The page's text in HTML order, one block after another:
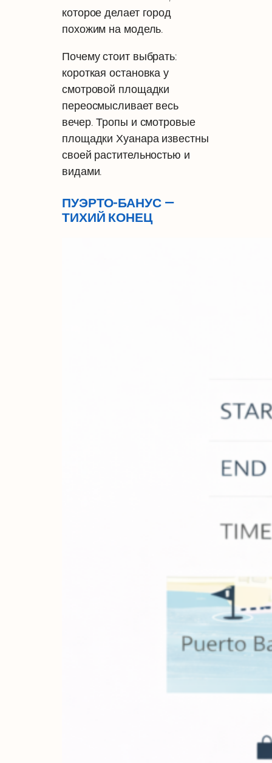
которое делает город
похожим на модель.
Почему стоит выбрать:
короткая остановка у
смотровой площадки
переосмысливает весь
вечер. Тропы и смотровые
площадки Хуанара известны
своей растительностью и
видами.
ПУЭРТО-БАНУС —
ТИХИЙ КОНЕЦ